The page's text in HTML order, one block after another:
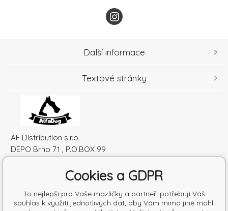
AF Distribution s.r.o.
DEPO Brno 71 , P.O.BOX 99
Česká republika
DIČ: SK2120864328
Další informace
Textové stránky
Cookies a GDPR
To nejlepší pro Vaše mazlíčky a partneři potřebují Váš
souhlas k využití jednotlivých dat, aby Vám mimo jiné mohli